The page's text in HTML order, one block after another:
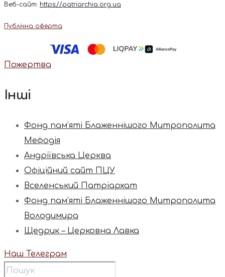
Веб-сайт: https://patriarchia.org.ua
Публічна оферта
Пожертва
Інші
Фонд пам’яті Блаженнішого Митрополита
Мефодія
Андріївська Церква
Офіційний сайт ПЦУ
Вселенський Патріархат
Фонд пам’яті Блаженнішого Митрополита
Володимира
Щедрик – Церковна Лавка
Наш Телеграм